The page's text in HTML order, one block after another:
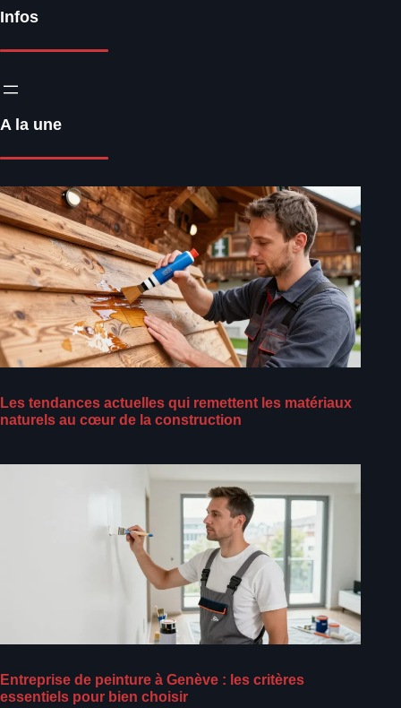
Infos
A la une
Les tendances actuelles qui remettent les matériaux
naturels au cœur de la construction
Entreprise de peinture à Genève : les critères
essentiels pour bien choisir